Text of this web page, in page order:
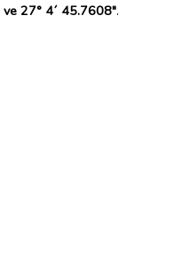
27° 4´ 45.7608".